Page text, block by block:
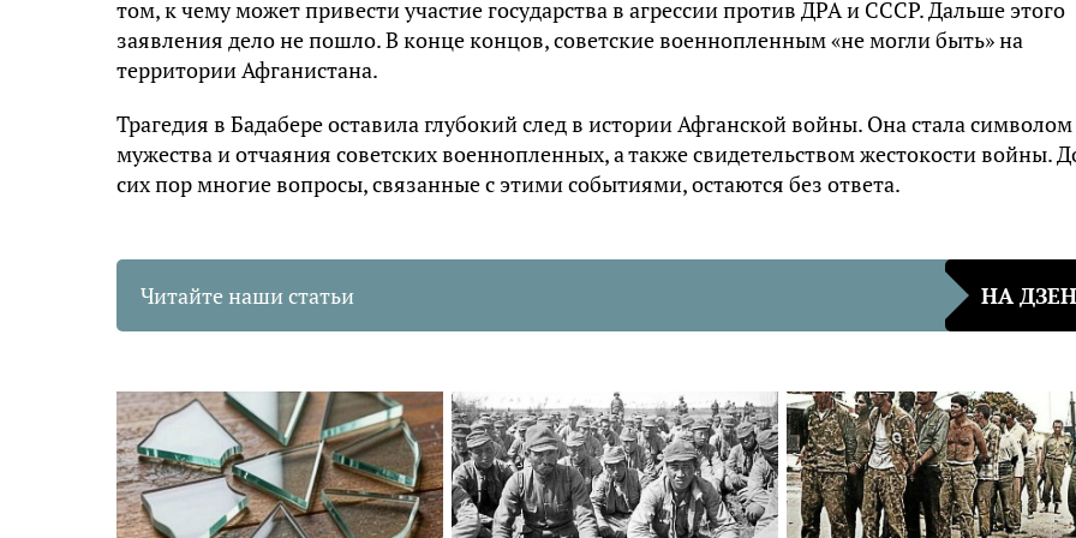
том, к чему может привести участие государства в агрессии против ДРА и СССР. Дальше этого
заявления дело не пошло. В конце концов, советские военнопленным «не могли быть» на
территории Афганистана.
Трагедия в Бадабере оставила глубокий след в истории Афганской войны. Она стала символом
мужества и отчаяния советских военнопленных, а также свидетельством жестокости войны.
сих пор многие вопросы, связанные с этими событиями, остаются без ответа.
Читайте наши статьи НА ДЗЕН